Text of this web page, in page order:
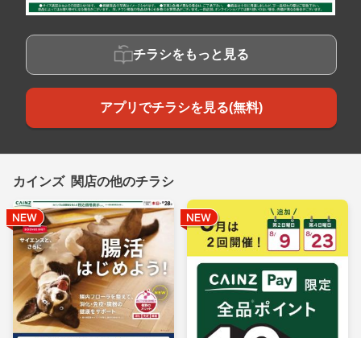
チラシをもっと見る
アプリでチラシを見る(無料)
カインズ 関店の他のチラシ